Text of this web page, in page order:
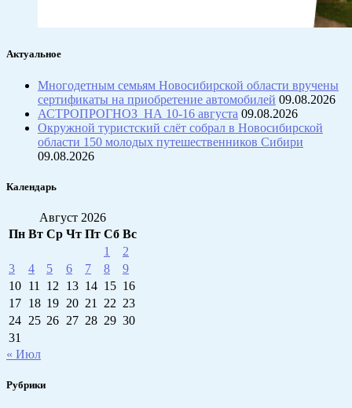
Актуальное
Многодетным семьям Новосибирской области вручены
сертификаты на приобретение автомобилей 09.08.2026
АСТРОПРОГНОЗ НА 10-16 августа 09.08.2026
Окружной туристский слёт собрал в Новосибирской
области 150 молодых путешественников Сибири
09.08.2026
Календарь
Август 2026
Пн Вт Ср Чт Пт Сб Вс
1
2
3
4 5 6 7 8
9
10 11 12 13 14 15 16
17 18 19 20 21 22 23
24 25 26 27 28 29 30
31
« Июл
Рубрики